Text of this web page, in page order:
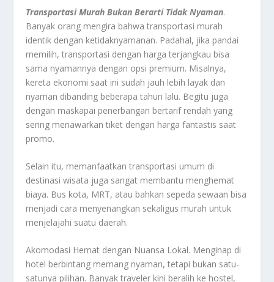
Transportasi Murah Bukan Berarti Tidak Nyaman.
Banyak orang mengira bahwa transportasi murah
identik dengan ketidaknyamanan. Padahal, jika pandai
memilih, transportasi dengan harga terjangkau bisa
sama nyamannya dengan opsi premium. Misalnya,
kereta ekonomi saat ini sudah jauh lebih layak dan
nyaman dibanding beberapa tahun lalu. Begitu juga
dengan maskapai penerbangan bertarif rendah yang
sering menawarkan tiket dengan harga fantastis saat
promo.
Selain itu, memanfaatkan transportasi umum di
destinasi wisata juga sangat membantu menghemat
biaya. Bus kota, MRT, atau bahkan sepeda sewaan bisa
menjadi cara menyenangkan sekaligus murah untuk
menjelajahi suatu daerah.
Akomodasi Hemat dengan Nuansa Lokal. Menginap di
hotel berbintang memang nyaman, tetapi bukan satu-
satunya pilihan. Banyak traveler kini beralih ke hostel,